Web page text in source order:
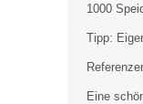
1000
Tipp:
Eine